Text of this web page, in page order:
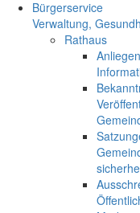
Bürgerservice
Verwaltung,
Rathaus